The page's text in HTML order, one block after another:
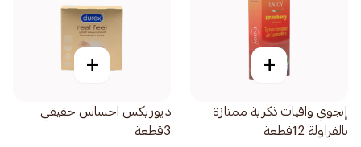
+
إنجوي واقيات ذكرية ممتازة
بالفراولة 12قطعة
+
ديوريكس احساس حقيقي
3قطعة